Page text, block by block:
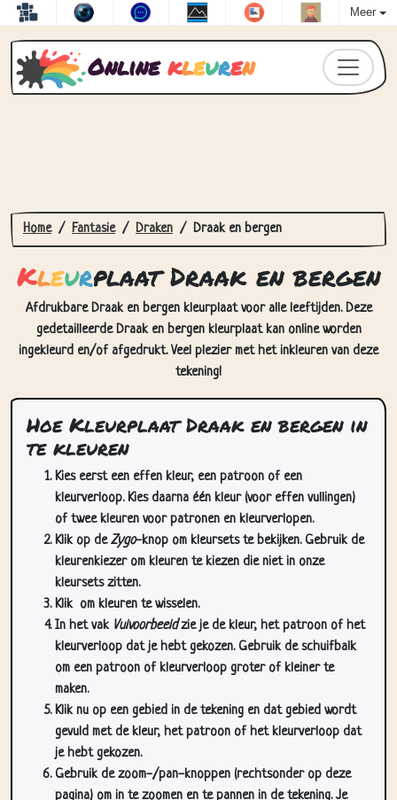
Meer
Online kleuren
Home Fantasie Draken Draak en bergen
Kleurplaat Draak en bergen
Afdrukbare Draak en bergen kleurplaat voor alle leeftijden. Deze
gedetailleerde Draak en bergen kleurplaat kan online worden
ingekleurd en/of afgedrukt. Veel plezier met het inkleuren van deze
tekening!
Hoe Kleurplaat Draak en bergen in
te kleuren
Kies eerst een effen kleur, een patroon of een
kleurverloop. Kies daarna één kleur (voor effen vullingen)
of twee kleuren voor patronen en kleurverlopen.
Klik op deZygo-knop om kleursets te bekijken. Gebruik de
kleurenkiezer om kleuren te kiezen die niet in onze
kleursets zitten.
Klik om kleuren te wisselen.
In het vak Vulvoorbeeldzie je de kleur, het patroon of het
kleurverloop dat je hebt gekozen. Gebruik de schuifbalk
om een patroon of kleurverloop groter of kleiner te
maken.
Klik nu op een gebied in de tekening en dat gebied wordt
gevuld met de kleur, het patroon of het kleurverloop dat
je hebt gekozen.
Gebruik de zoom-/pan-knoppen (rechtsonder op deze
pagina) om in te zoomen en te pannen in de tekening. Je